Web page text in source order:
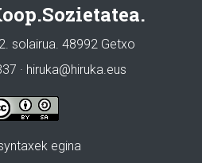
solairua. 48992 Getxo
· hiruka@hiruka.eus
egina